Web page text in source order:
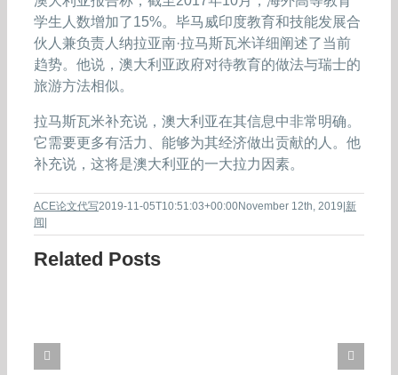
学生人数增加了15%。毕马威印度教育和技能发展合
伙人兼负责人纳拉亚南·拉马斯瓦米详细阐述了当前
趋势。他说，澳大利亚政府对待教育的做法与瑞士的
旅游方法相似。
拉马斯瓦米补充说，澳大利亚在其信息中非常明确。
它需要更多有活力、能够为其经济做出贡献的人。他
补充说，这将是澳大利亚的一大拉力因素。
ACE论文代写2019-11-05T10:51:03+00:00November 12th, 2019|新
闻|
Related Posts